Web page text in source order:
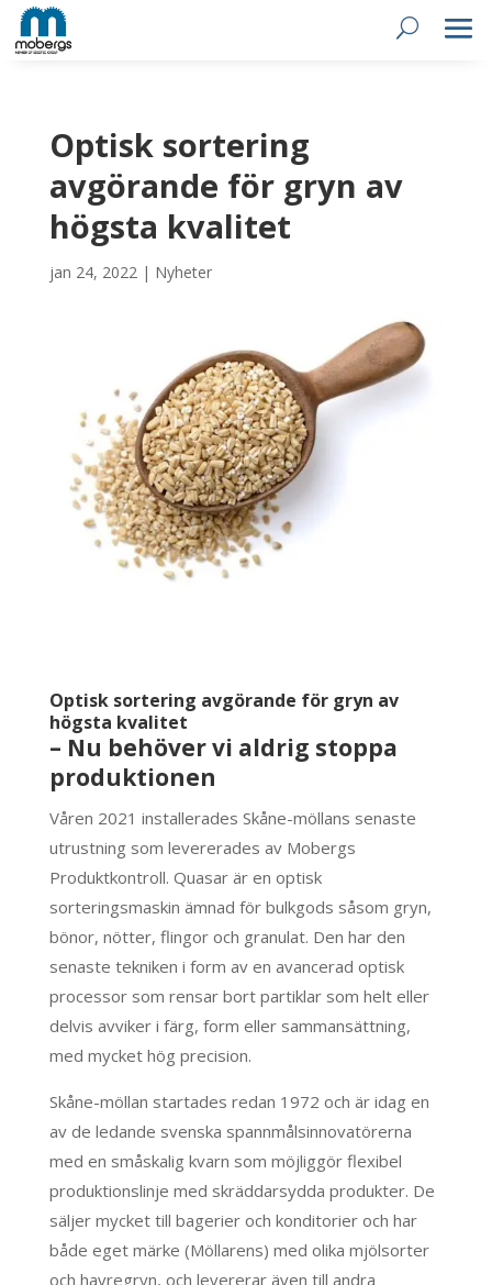
Optisk sortering
avgörande för gryn av
högsta kvalitet
jan 24, 2022 | Nyheter
Optisk sortering avgörande för gryn av
högsta kvalitet
– Nu behöver vi aldrig stoppa
produktionen
Våren 2021 installerades Skåne-möllans senaste
utrustning som levererades av Mobergs
Produktkontroll. Quasar är en optisk
sorteringsmaskin ämnad för bulkgods såsom gryn,
bönor, nötter, flingor och granulat. Den har den
senaste tekniken i form av en avancerad optisk
processor som rensar bort partiklar som helt eller
delvis avviker i färg, form eller sammansättning,
med mycket hög precision.
Skåne-möllan startades redan 1972 och är idag en
av de ledande svenska spannmålsinnovatörerna
med en småskalig kvarn som möjliggör flexibel
produktionslinje med skräddarsydda produkter. De
säljer mycket till bagerier och konditorier och har
både eget märke (Möllarens) med olika mjölsorter
och havregryn, och levererar även till andra